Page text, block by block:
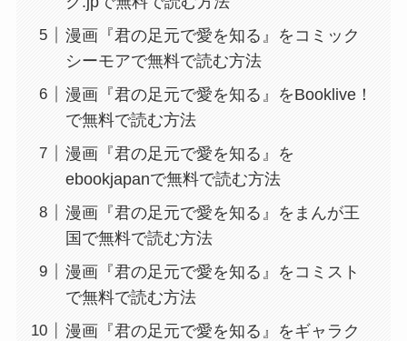
漫画『君の足元で愛を知る』をコミック
シーモアで無料で読む方法
漫画『君の足元で愛を知る』をBooklive！
で無料で読む方法
漫画『君の足元で愛を知る』を
ebookjapanで無料で読む方法
漫画『君の足元で愛を知る』をまんが王
国で無料で読む方法
漫画『君の足元で愛を知る』をコミスト
で無料で読む方法
漫画『君の足元で愛を知る』をギャラク